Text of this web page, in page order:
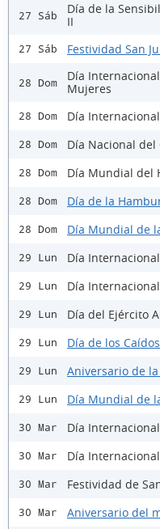
27 Sáb
Día de la
II
27 Sáb Festividad San
28 Dom
Día
Mujeres
28 Dom Día
28 Dom Día Nacional
28 Dom Día Mundial del
28 Dom Día de la
28 Dom Día Mundial de
29 Lun Día
29 Lun Día
29 Lun Día del Ejército
29 Lun Día de los
29 Lun Aniversario de
29 Lun Día Mundial de
30 Mar Día
30 Mar Día
30 Mar Festividad de
30 Mar Aniversario del